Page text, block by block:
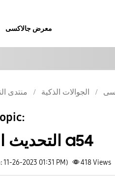
معرض جالاكسى
منتدى الجوالات الذكية
التحديث الجديد ل a54
11-26-2023 01:31 PM) 418Views